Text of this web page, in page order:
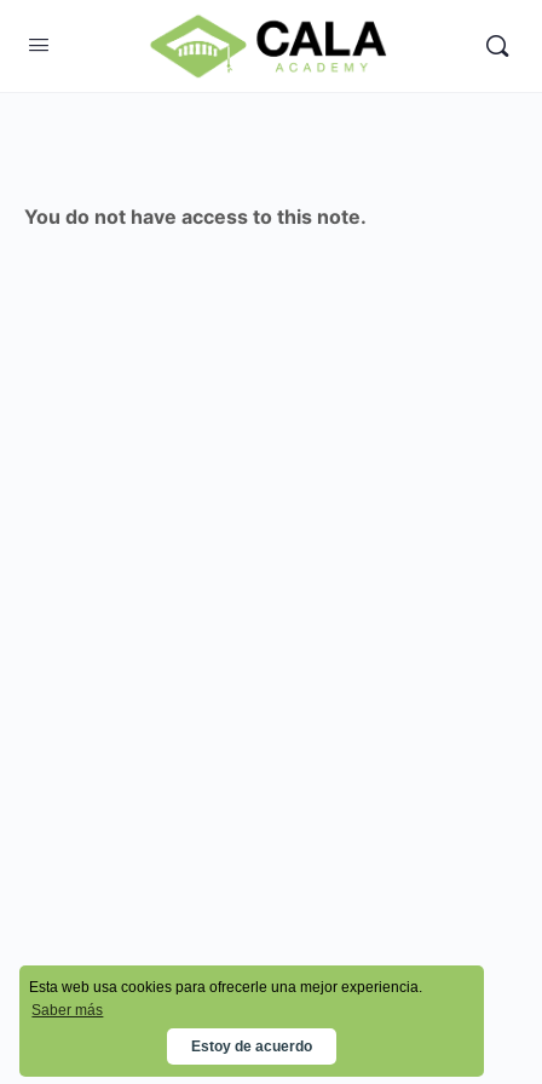
Esta web usa cookies para ofrecerle una mejor experiencia.
Saber más
Estoy de acuerdo
You do not have access to this note.
© 2026 - Cala Academy